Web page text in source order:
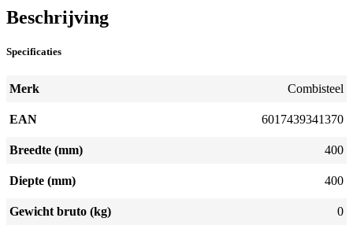
Beschrijving
Specificaties
Merk Combisteel
EAN 6017439341370
Breedte (mm) 400
Diepte (mm) 400
Gewicht bruto (kg) 0